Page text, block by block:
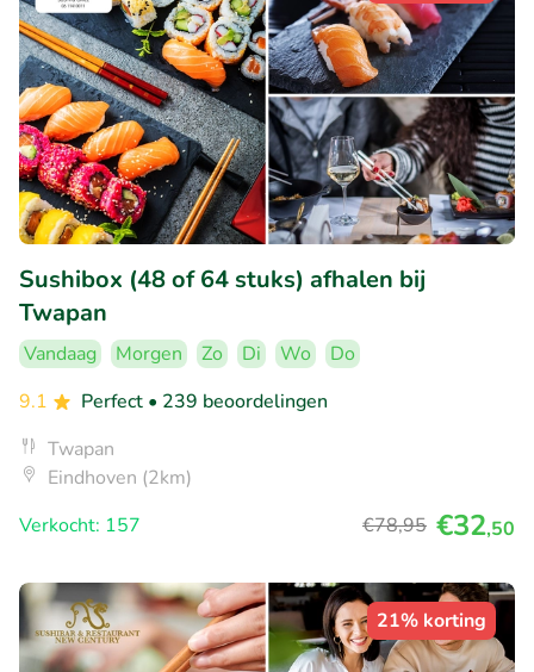
Sushibox (48 of 64 stuks) afhalen bij
Twapan
Vandaag Morgen Zo Di Wo
Do
9.1
Perfect • 239 beoordelingen
Twapan
Eindhoven (2km)
Verkocht: 157
€78,95 €32,50
21% korting